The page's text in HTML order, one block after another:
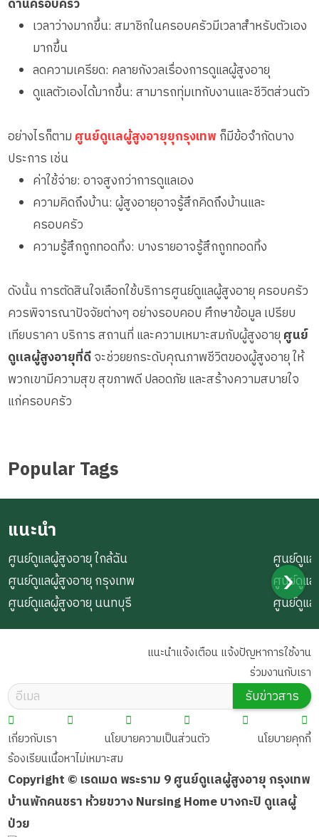
ด้านครอบครัว
เวลาว่างมากขึ้น: สมาชิกในครอบครัวมีเวลาสำหรับตัวเอง
มากขึ้น
ลดความเครียด: คลายกังวลเรื่องการดูแลผู้สูงอายุ
ดูแลตัวเองได้มากขึ้น: สามารถทุ่มเทกับงานและชีวิตส่วนตัว
อย่างไรก็ตาม ศูนย์ดูแลผู้สูงอายุยุกรุงเทพ ก็มีข้อจำกัดบาง
ประการ เช่น
ค่าใช้จ่าย: อาจสูงกว่าการดูแลเอง
ความคิดถึงบ้าน: ผู้สูงอายุอาจรู้สึกคิดถึงบ้านและ
ครอบครัว
ความรู้สึกถูกทอดทิ้ง: บางรายอาจรู้สึกถูกทอดทิ้ง
ดังนั้น การตัดสินใจเลือกใช้บริการศูนย์ดูแลผู้สูงอายุ ครอบครัว
ควรพิจารณาปัจจัยต่างๆ อย่างรอบคอบ ศึกษาข้อมูล เปรียบ
เทียบราคา บริการ สถานที่ และความเหมาะสมกับผู้สูงอายุศูนย์
ดูแลผู้สูงอายุที่ดีจะช่วยยกระดับคุณภาพชีวิตของผู้สูงอายุ ให้
พวกเขามีความสุข สุขภาพดี ปลอดภัย และสร้างความสบายใจ
แก่ครอบครัว
Popular Tags
แนะนำ
ศูนย์ดูแลผู้สูงอายุ ใกล้ฉัน
ศูนย์ดูแลผู้สูงอายุ กรุงเทพ
ศูนย์ดูแลผู้สูงอายุ นนทบุรี
ศูนย์ดูแ
ศูนย์ดูแล
ศูนย์ดูแ
Copyright © เรดเมด พระราม 9 ศูนย์ดูแลผู้สูงอายุ กรุงเทพ
บ้านพักคนชรา ห้วยขวาง Nursing Home บางกะปิ ดูแลผู้
ป่วย
เกี่ยวกับเรา นโยบายความเป็นส่วนตัว
นโยบายคุกกี้
ร้องเรียนเนื้อหาไม่เหมาะสม
แนะนำแจ้งเตือน แจ้งปัญหาการใช้งาน
ร่วมงานกับเรา
รับข่าวสาร